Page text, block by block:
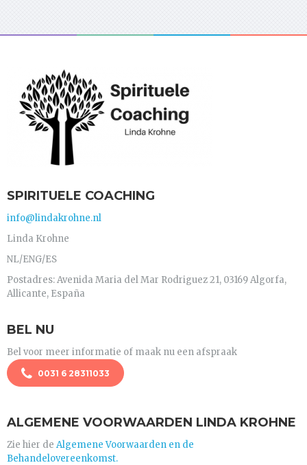
SPIRITUELE COACHING
info@lindakrohne.nl
Linda Krohne
NL/ENG/ES
Postadres: Avenida Maria del Mar Rodriguez 21, 03169 Algorfa,
Allicante, España
BEL NU
Bel voor meer informatie of maak nu een afspraak
0031 6 28311033
ALGEMENE VOORWAARDEN LINDA KROHNE
Zie hier de Algemene Voorwaarden en de
Behandelovereenkomst.